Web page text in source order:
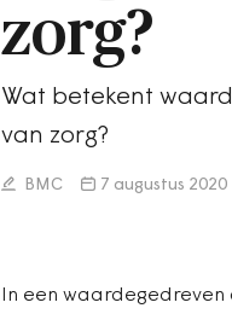
zorg?
Wat betekent
van zorg?
BMC 7 augustus 2020
In een